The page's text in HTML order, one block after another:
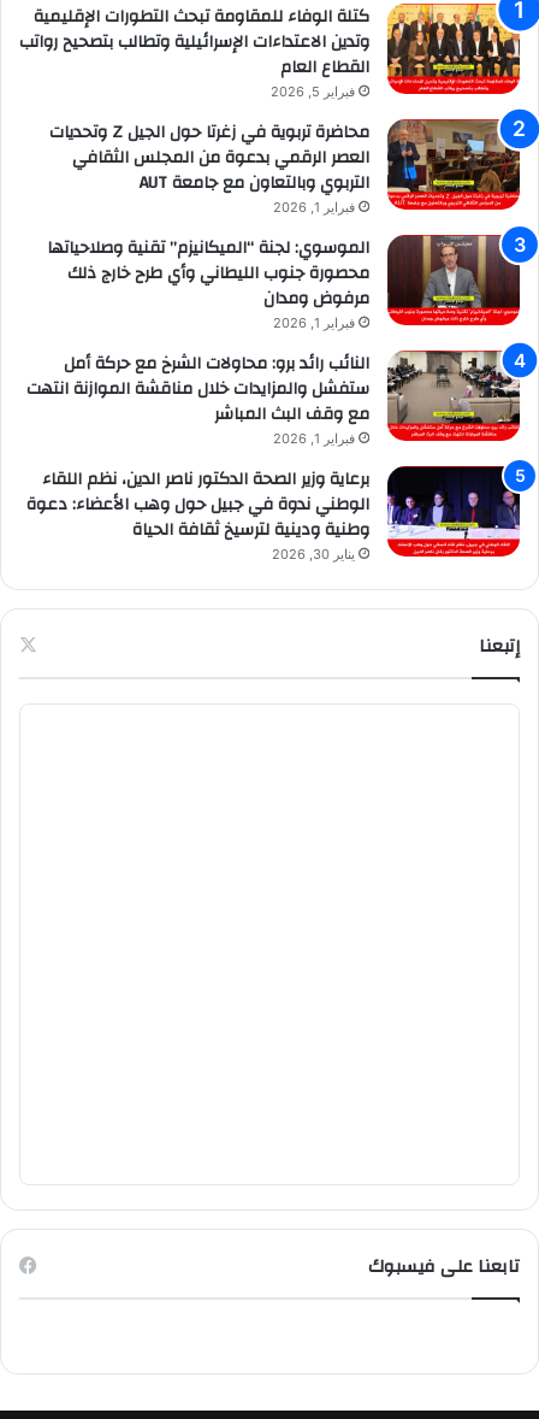
كتلة الوفاء للمقاومة تبحث التطورات الإقليمية
وتدين الاعتداءات الإسرائيلية وتطالب بتصحيح رواتب
القطاع العام
فبراير 5, 2026
محاضرة تربوية في زغرتا حول الجيل Z وتحديات
العصر الرقمي بدعوة من المجلس الثقافي
التربوي وبالتعاون مع جامعة AUT
فبراير 1, 2026
الموسوي: لجنة “الميكانيزم” تقنية وصلاحياتها
محصورة جنوب الليطاني وأي طرح خارج ذلك
مرفوض ومدان
فبراير 1, 2026
النائب رائد برو: محاولات الشرخ مع حركة أمل
ستفشل والمزايدات خلال مناقشة الموازنة انتهت
مع وقف البث المباشر
فبراير 1, 2026
برعاية وزير الصحة الدكتور ناصر الدين، نظم اللقاء
الوطني ندوة في جبيل حول وهب الأعضاء: دعوة
وطنية ودينية لترسيخ ثقافة الحياة
يناير 30, 2026
إتبعنا
تابعنا على فيسبوك